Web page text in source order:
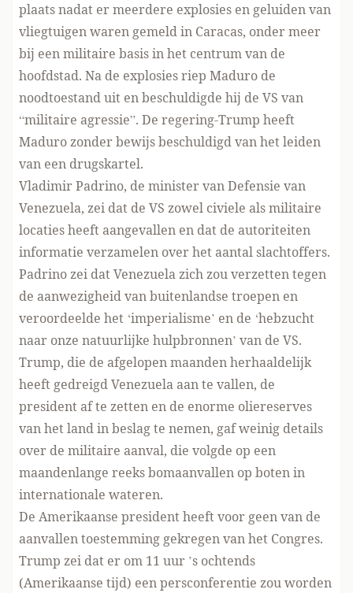
plaats nadat er meerdere explosies en geluiden van
vliegtuigen waren gemeld in Caracas, onder meer
bij een militaire basis in het centrum van de
hoofdstad. Na de explosies riep Maduro de
noodtoestand uit en beschuldigde hij de VS van
“militaire agressie”. De regering-Trump heeft
Maduro zonder bewijsbeschuldigd vanhet leiden
van een drugskartel.
Vladimir Padrino, de minister van Defensie van
Venezuela, zei dat de VS zowel civiele als militaire
locaties heeft aangevallen en dat de autoriteiten
informatie verzamelen over het aantal slachtoffers.
Padrino zei dat Venezuela zich zou verzetten tegen
de aanwezigheid van buitenlandse troepen en
veroordeelde het ‘imperialisme’ en de ‘hebzucht
naar onze natuurlijke hulpbronnen’ van de VS.
Trump, die de afgelopen maanden herhaaldelijk
heeft gedreigd Venezuela aan te vallen, de
president af te zetten en de enorme oliereserves
van het land in beslag te nemen, gaf weinig details
over de militaire aanval, die volgde op een
maandenlange reeks bomaanvallen op botenin
internationale wateren.
De Amerikaanse president heeft voor geen van de
aanvallen toestemming gekregen van het Congres.
Trump zei dat er om 11 uur ’s ochtends
(Amerikaanse tijd) een persconferentie zou worden